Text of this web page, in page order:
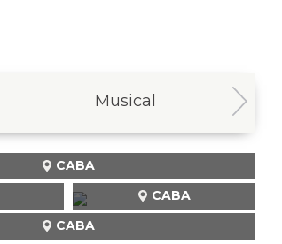
Musical
CABA
CABA
CABA